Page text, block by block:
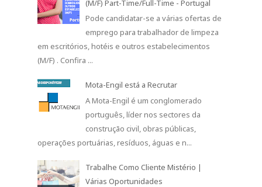
(M/F) Part-Time/Full-Time - Portugal
Pode candidatar-se a várias ofertas de
emprego para trabalhador de limpeza
em escritórios, hotéis e outros estabelecimentos
(M/F) . Confira ...
Mota-Engil está a Recrutar
A Mota-Engil é um conglomerado
português, líder nos sectores da
construção civil, obras públicas,
operações portuárias, resíduos, águas e n...
Trabalhe Como Cliente Mistério |
Várias Oportunidades